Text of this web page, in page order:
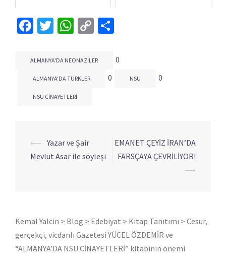
Facebook
Twitter
WhatsApp
Copy
ALMANYA'DA NEONAZILER 0
ALMANYA'DA TÜRKLER 0 NSU 0
NSU CINAYETLERI
Yazı
dolaşımı
⟵ Yazar ve Şair
Mevlüt Asar ile söyleşi
EMANET ÇEYİZ İRAN’DA
FARSÇAYA ÇEVRİLİYOR!
⟶
Kemal Yalcin > Blog > Edebiyat > Kitap Tanıtımı > Cesur,
gerçekçi, vicdanlı Gazetesi YÜCEL ÖZDEMİR ve
“ALMANYA’DA NSU CİNAYETLERİ” kitabının önemi